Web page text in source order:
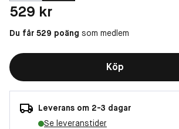
Pris: 529 kr
529 kr
Du får 529 poäng som medlem
Köp
Leverans om 2-3 dagar
Se leveranstider